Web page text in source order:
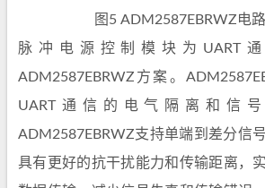
图5 ADM2587EBRWZ电
脉冲电源控制模块为UART
ADM2587EBRWZ方案。
UART通信的电气隔离和信
ADM2587EBRWZ支持单端到差分信
具有更好的抗干扰能力和传输距离，